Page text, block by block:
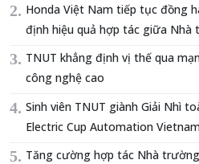
Honda Việt Nam tiếp tục đồng
định hiệu quả hợp tác giữa Nhà
TNUT khẳng định vị thế qua
công nghệ cao
Sinh viên TNUT giành Giải Nhì
Electric Cup Automation
Tăng cường hợp tác Nhà